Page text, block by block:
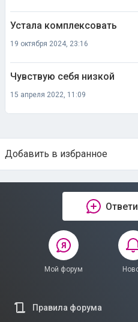
Устала комплексовать
19 октября 2024, 23:16
Чувствую себя низкой
15 апреля 2022, 11:09
Добавить в избранное
Тема в избранном
Мой форум
Правила форума